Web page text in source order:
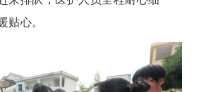
贴心。